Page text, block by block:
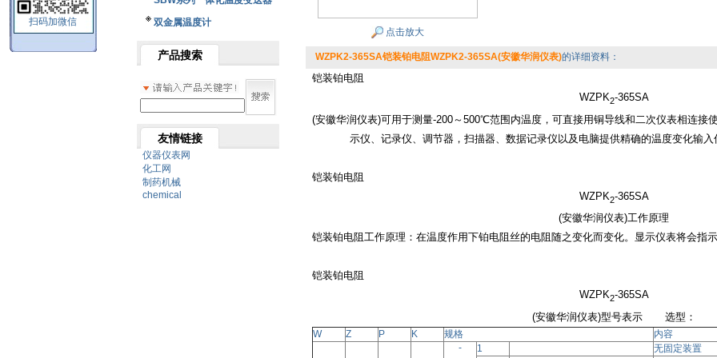
扫码加微信
双金属温度计
产品搜索
友情链接
仪器仪表网
化工网
制药机械
chemical
点击放大
WZPK2-365SA铠装铂电阻WZPK2-365SA(安徽华润仪表)的详细资料：
铠装铂电阻
WZPK2-365SA
(安徽华润仪表)可用于测量-200～500℃范围内温度，可直接用铜导线和二次仪表相连接
示仪、记录仪、调节器，扫描器、数据记录仪以及电脑提供精确的温度变化输
铠装铂电阻
WZPK2-365SA
(安徽华润仪表)工作原理
铠装铂电阻工作原理：在温度作用下铂电阻丝的电阻随之变化而变化。显示仪表将会指
铠装铂电阻
WZPK2-365SA
(安徽华润仪表)型号表示
选型：
W Z P K 规格
内容
-
1
无固定装置